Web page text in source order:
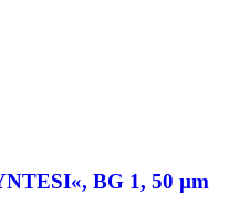
BG 1, 50 µm